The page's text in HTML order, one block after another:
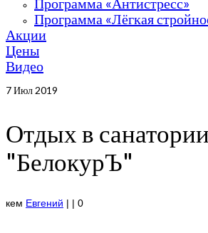
Программа «Лёгкая
Акции
Цены
Видео
7Июл 2019
Отдых в санатории
"БелокурЪ"
кем Евгений | | 0